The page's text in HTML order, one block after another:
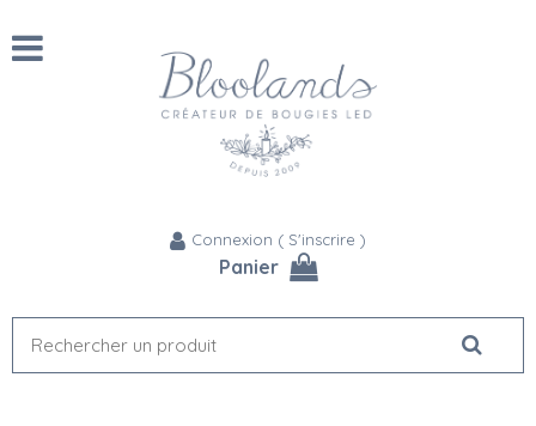
Connexion ( S'inscrire )
Panier